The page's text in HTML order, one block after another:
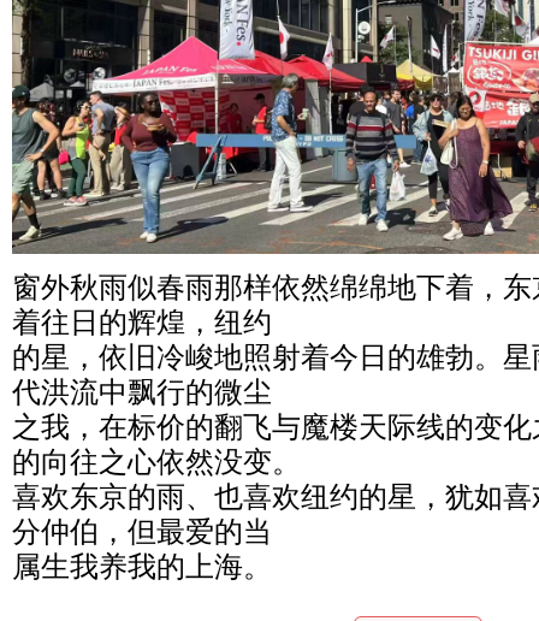
窗外秋雨似春雨那样依然绵绵地下着，
着往日的辉煌，纽约
的星，依旧冷峻地照射着今日的雄勃。
代洪流中飘行的微尘
之我，在标价的翻飞与魔楼天际线的变
的向往之心依然没变。
喜欢东京的雨、也喜欢纽约的星，犹如
分仲伯，但最爱的当
属生我养我的上海。